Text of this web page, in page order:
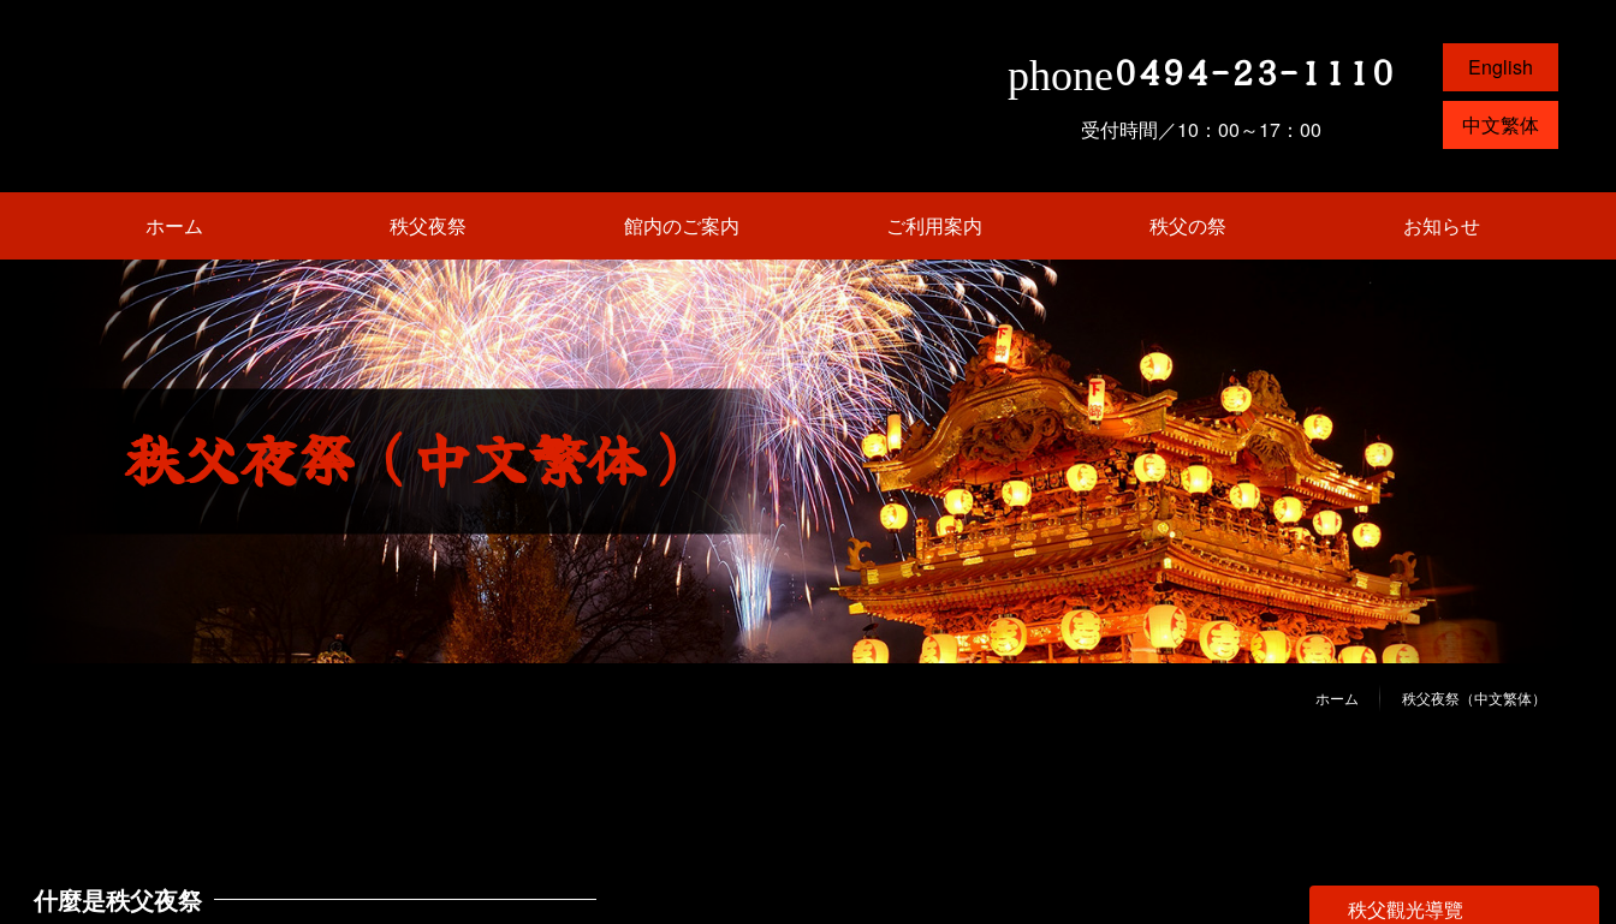
文
phone0494-23-1110
受付時間／10：00～17：00
English
中文繁体
現在のページ
ホーム 秩父夜祭 館内のご案内 ご利用案内 秩父の祭 お知らせ
秩父夜祭（中文繁体）
什麼是秩父夜祭 秩父觀光導覽
ホーム 秩父夜祭（中文繁体）